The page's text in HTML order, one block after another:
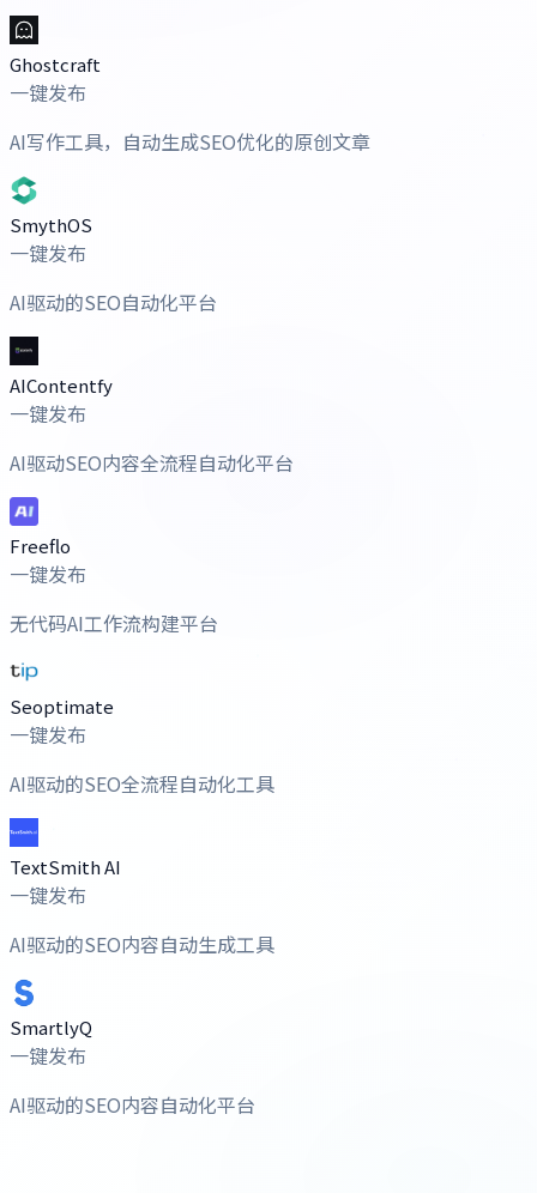
Ghostcraft
一键发布
AI写作工具，自动生成SEO优化的原创文章
SmythOS
一键发布
AI驱动的SEO自动化平台
AIContentfy
一键发布
AI驱动SEO内容全流程自动化平台
Freeflo
一键发布
无代码AI工作流构建平台
Seoptimate
一键发布
AI驱动的SEO全流程自动化工具
TextSmith AI
一键发布
AI驱动的SEO内容自动生成工具
SmartlyQ
一键发布
AI驱动的SEO内容自动化平台